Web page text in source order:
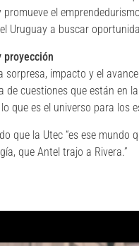
promueve el
Uruguay a buscar
proyección
sorpresa, impacto y el
de cuestiones que están en
que es el universo para los
que la Utec “es ese mundo
que Antel trajo a Rivera.”